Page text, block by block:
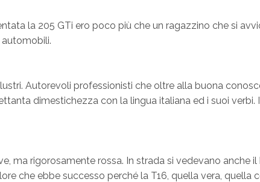
la 205 GTi ero poco più che un ragazzino che si
automobili.
Autorevoli professionisti che oltre alla buona
dimestichezza con la lingua italiana ed i suoi
ma rigorosamente rossa. In strada si vedevano anche
che ebbe successo perché la T16, quella vera,